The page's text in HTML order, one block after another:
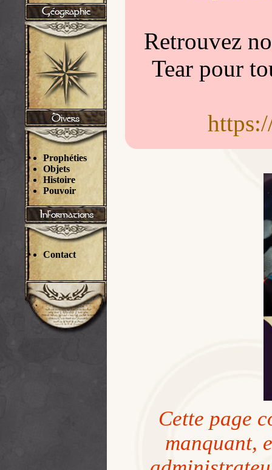
Prophéties
Objets
Histoire
Pouvoir
Contact
Retrouvez
Tear pour
Cette page
manquant,